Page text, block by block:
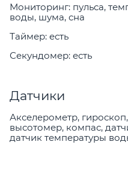
Мониторинг: пульса,
воды, шума, сна
Таймер: есть
Секундомер: есть
Датчики
Акселерометр,
высотомер, компас,
датчик температуры